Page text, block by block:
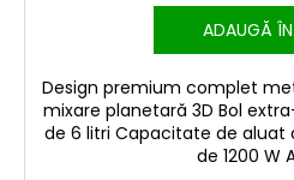
ADAUGĂ
Design premium complet
mixare planetară 3D Bol
de 6 litri Capacitate de aluat
de 1200 W